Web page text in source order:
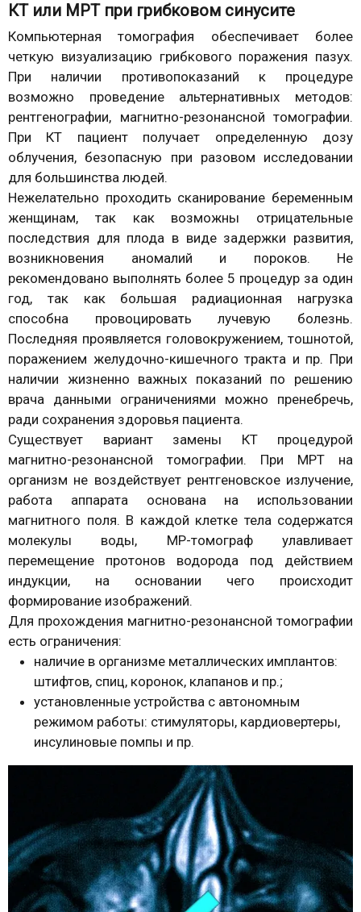
КТ или МРТ при грибковом синусите
Компьютерная томография обеспечивает более
четкую визуализацию грибкового поражения пазух.
При наличии противопоказаний к процедуре
возможно проведение альтернативных методов:
рентгенографии, магнитно-резонансной томографии.
При КТ пациент получает определенную дозу
облучения, безопасную при разовом исследовании
для большинства людей.
Нежелательно проходить сканирование беременным
женщинам, так как возможны отрицательные
последствия для плода в виде задержки развития,
возникновения аномалий и пороков. Не
рекомендовано выполнять более 5 процедур за один
год, так как большая радиационная нагрузка
способна провоцировать лучевую болезнь.
Последняя проявляется головокружением, тошнотой,
поражением желудочно-кишечного тракта и пр. При
наличии жизненно важных показаний по решению
врача данными ограничениями можно пренебречь,
ради сохранения здоровья пациента.
Существует вариант замены КТ процедурой
магнитно-резонансной томографии. При МРТ на
организм не воздействует рентгеновское излучение,
работа аппарата основана на использовании
магнитного поля. В каждой клетке тела содержатся
молекулы воды, МР-томограф улавливает
перемещение протонов водорода под действием
индукции, на основании чего происходит
формирование изображений.
Для прохождения магнитно-резонансной томографии
есть ограничения:
наличие в организме металлических имплантов:
штифтов, спиц, коронок, клапанов и пр.;
установленные устройства с автономным
режимом работы: стимуляторы, кардиовертеры,
инсулиновые помпы и пр.